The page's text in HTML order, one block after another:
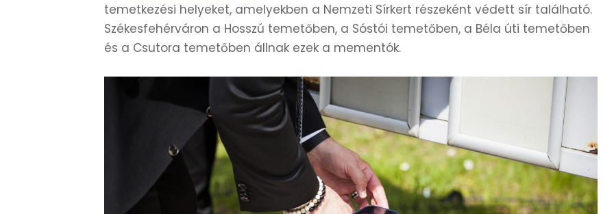
temetkezési helyeket, amelyekben a Nemzeti Sírkert részeként védett sír található.
Székesfehérváron a Hosszú temetőben, a Sóstói temetőben, a Béla úti temetőben
és a Csutora temetőben állnak ezek a mementók.